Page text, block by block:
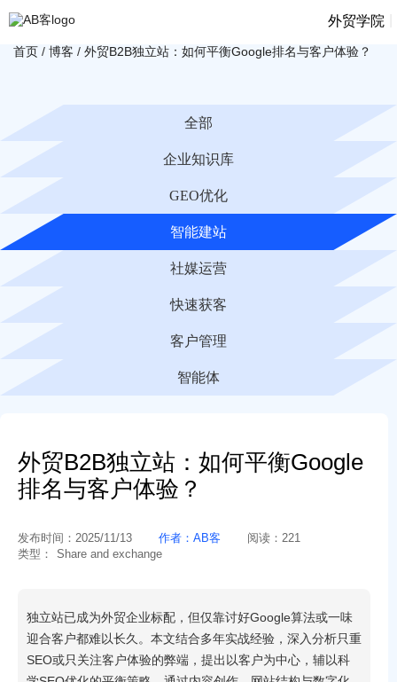
外贸学院
首页 / 博客 / 外贸B2B独立站：如何平衡Google排名与客户体验？
全部
企业知识库
GEO优化
智能建站
社媒运营
快速获客
客户管理
智能体
外贸B2B独立站：如何平衡Google
排名与客户体验？
发布时间： 2025/11/13 作者： AB客 阅读： 221
类型：
Share and exchange
独立站已成为外贸企业标配，但仅靠讨好Google算法或一味
迎合客户都难以长久。本文结合多年实战经验，深入分析只重
SEO或只关注客户体验的弊端，提出以客户为中心，辅以科